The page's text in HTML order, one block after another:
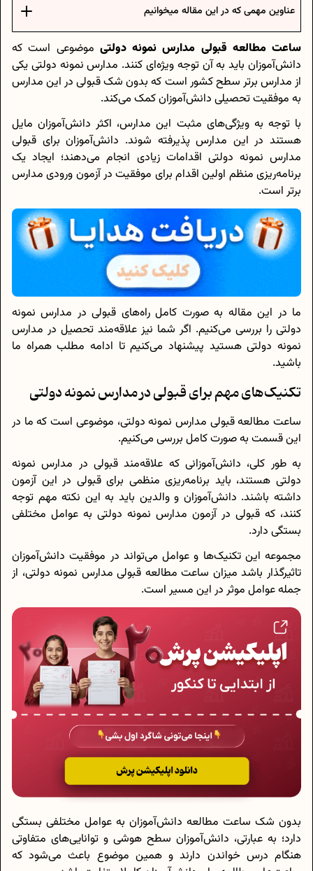
عناوین مهمی که در این مقاله میخوانیم
ساعت مطالعه قبولی مدارس نمونه دولتی موضوعی است که
دانش‌آموزان باید به آن توجه ویژه‌ای کنند. مدارس نمونه دولتی یکی
از مدارس برتر سطح کشور است که بدون شک قبولی در این مدارس
به موفقیت تحصیلی دانش‌آموزان کمک می‌کند.
با توجه به ویژگی‌های مثبت این مدارس، اکثر دانش‌آموزان مایل
هستند در این مدارس پذیرفته شوند. دانش‌آموزان برای قبولی
مدارس نمونه دولتی اقدامات زیادی انجام می‌دهند؛ ایجاد یک
برنامه‌ریزی منظم اولین اقدام برای موفقیت در آزمون ورودی مدارس
برتر است.
ما در این مقاله به صورت کامل راه‌های قبولی در مدارس نمونه
دولتی را بررسی می‌کنیم. اگر شما نیز علاقه‌مند تحصیل در مدارس
نمونه دولتی هستید پیشنهاد می‌کنیم تا ادامه مطلب همراه ما
باشید.
تکنیک‌های مهم برای قبولی در مدارس نمونه دولتی
ساعت مطالعه قبولی مدارس نمونه دولتی، موضوعی است که ما در
این قسمت به صورت کامل بررسی می‌کنیم.
به طور کلی، دانش‌آموزانی که علاقه‌‌مند قبولی در مدارس نمونه
دولتی هستند، باید برنامه‌ریزی منظمی برای قبولی در این آزمون
داشته باشند. دانش‌آموزان و والدین باید به این نکته مهم توجه
کنند، که قبولی در آزمون مدارس نمونه دولتی به عوامل مختلفی
بستگی دارد.
مجموعه این تکنیک‌ها و عوامل می‌تواند در موفقیت دانش‌آموزان
تاثیرگذار باشد میزان ساعت مطالعه قبولی مدارس نمونه دولتی، از
جمله عوامل موثر در این مسیر است.
بدون شک ساعت مطالعه دانش‌آموزان به عوامل مختلفی بستگی
دارد؛ به عبارتی، دانش‌آموزان سطح هوشی و توانایی‌های متفاوتی
هنگام درس خواندن دارند و همین موضوع باعث می‌شود که